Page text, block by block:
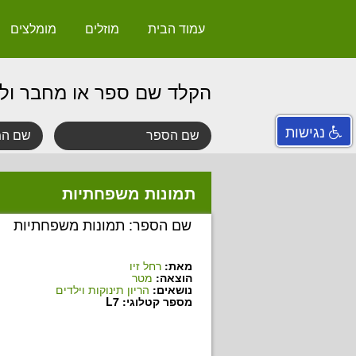
עמוד הבית מוזלים מומלצים
הקלד שם ספר או מחבר
תמונות משפחתיות
שם הספר: תמונות משפחתיות
מאת: רחל זיו
הוצאה: מטר
נושאים: הריון תינוקות וילדים
מספר קטלוגי: L7
נגישות